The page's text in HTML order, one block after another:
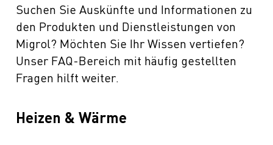
Suchen Sie Auskünfte und Informationen zu
den Produkten und Dienstleistungen von
Migrol? Möchten Sie Ihr Wissen vertiefen?
Unser FAQ-Bereich mit häufig gestellten
Fragen hilft weiter.
Heizen & Wärme